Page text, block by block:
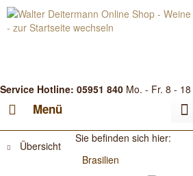
Service Hotline: 05951 840 Mo. - Fr. 8 -
Menü
Übersicht
Sie befinden sich hier:
Brasilien